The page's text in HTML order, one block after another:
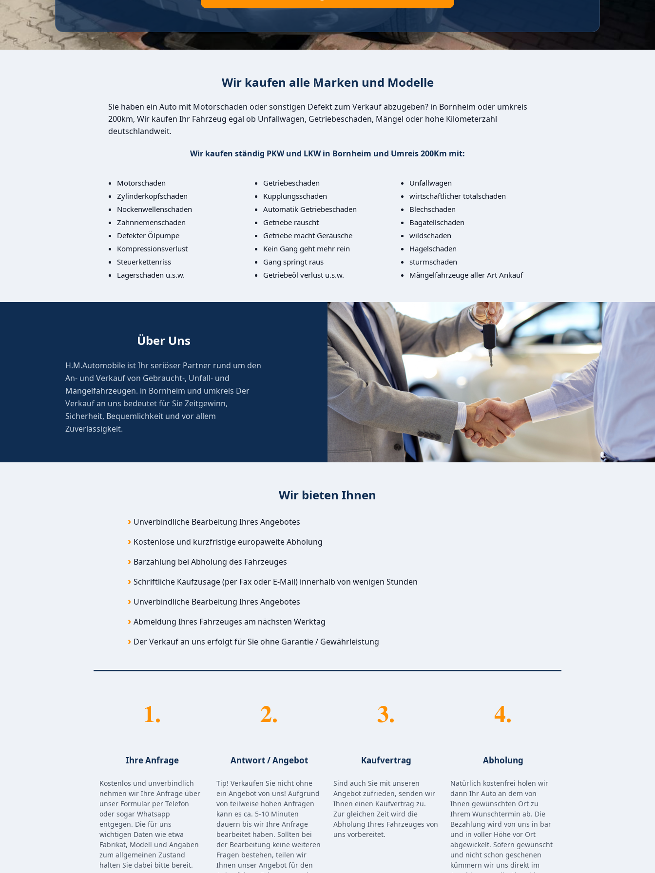
Wir kaufen alle Marken und Modelle
Sie haben ein Auto mit Motorschaden oder sonstigen Defekt zum Verkauf abzugeben? in Bornheim oder umkreis
200km, Wir kaufen Ihr Fahrzeug egal ob Unfallwagen, Getriebeschaden, Mängel oder hohe Kilometerzahl
deutschlandweit.
Wir kaufen ständig PKW und LKW in Bornheim und Umreis 200Km mit:
Motorschaden
Zylinderkopfschaden
Nockenwellenschaden
Zahnriemenschaden
Defekter Ölpumpe
Kompressionsverlust
Steuerkettenriss
Lagerschaden u.s.w.
Getriebeschaden
Kupplungsschaden
Automatik Getriebeschaden
Getriebe rauscht
Getriebe macht Geräusche
Kein Gang geht mehr rein
Gang springt raus
Getriebeöl verlust u.s.w.
Unfallwagen
wirtschaftlicher totalschaden
Blechschaden
Bagatellschaden
wildschaden
Hagelschaden
sturmschaden
Mängelfahrzeuge aller Art Ankauf
Über Uns
H.M.Automobile ist Ihr seriöser Partner rund um den
An- und Verkauf von Gebraucht-, Unfall- und
Mängelfahrzeugen. in Bornheim und umkreis Der
Verkauf an uns bedeutet für Sie Zeitgewinn,
Sicherheit, Bequemlichkeit und vor allem
Zuverlässigkeit.
Wir bieten Ihnen
Unverbindliche Bearbeitung Ihres Angebotes
Kostenlose und kurzfristige europaweite Abholung
Barzahlung bei Abholung des Fahrzeuges
Schriftliche Kaufzusage (per Fax oder E-Mail) innerhalb von wenigen Stunden
Unverbindliche Bearbeitung Ihres Angebotes
Abmeldung Ihres Fahrzeuges am nächsten Werktag
Der Verkauf an uns erfolgt für Sie ohne Garantie / Gewährleistung
1.
Ihre Anfrage
Kostenlos und unverbindlich
nehmen wir Ihre Anfrage über
unser Formular per Telefon
oder sogar Whatsapp
entgegen. Die für uns
wichtigen Daten wie etwa
Fabrikat, Modell und Angaben
zum allgemeinen Zustand
halten Sie dabei bitte bereit.
2.
Antwort / Angebot
Tip! Verkaufen Sie nicht ohne
ein Angebot von uns! Aufgrund
von teilweise hohen Anfragen
kann es ca. 5-10 Minuten
dauern bis wir Ihre Anfrage
bearbeitet haben. Sollten bei
der Bearbeitung keine weiteren
Fragen bestehen, teilen wir
Ihnen unser Angebot für den
3.
Kaufvertrag
Sind auch Sie mit unseren
Angebot zufrieden, senden wir
Ihnen einen Kaufvertrag zu.
Zur gleichen Zeit wird die
Abholung Ihres Fahrzeuges von
uns vorbereitet.
4.
Abholung
Natürlich kostenfrei holen wir
dann Ihr Auto an dem von
Ihnen gewünschten Ort zu
Ihrem Wunschtermin ab. Die
Bezahlung wird von uns in bar
und in voller Höhe vor Ort
abgewickelt. Sofern gewünscht
und nicht schon geschenen
kümmern wir uns direkt im